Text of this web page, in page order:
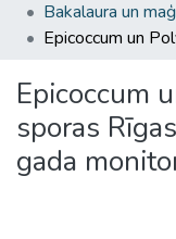
Epicoccum
sporas
gada